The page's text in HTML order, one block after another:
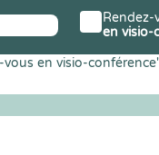
en visio-
Rendez-
en visio-